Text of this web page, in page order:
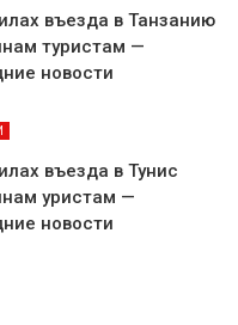
въезда в Танзанию
туристам —
новости
въезда в Тунис
уристам —
новости